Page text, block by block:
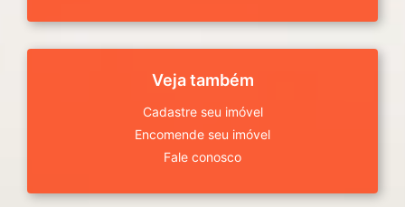
Veja também
Cadastre seu imóvel
Encomende seu imóvel
Fale conosco